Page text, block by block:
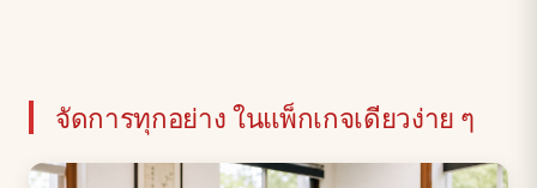
จัดการทุกอย่าง ในแพ็กเกจเดียวง่าย ๆ